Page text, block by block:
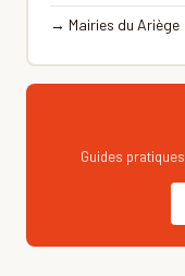
→ Mairies du Ariège
Guides